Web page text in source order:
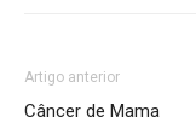
Artigo anterior
Câncer de Mama